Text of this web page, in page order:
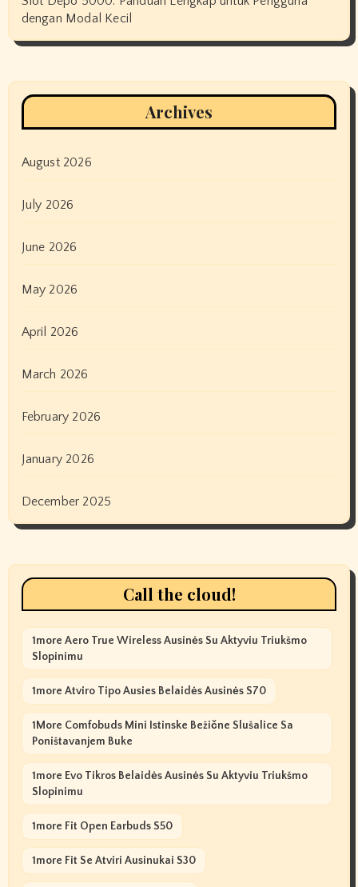
dengan Modal Kecil
Archives
August 2026
July 2026
June 2026
May 2026
April 2026
March 2026
February 2026
January 2026
December 2025
Call the cloud!
1more Aero True Wireless Ausinės Su Aktyviu Triukšmo
Slopinimu
1more Atviro Tipo Ausies Belaidės Ausinės S70
1More Comfobuds Mini Istinske Bežične Slušalice Sa
Poništavanjem Buke
1more Evo Tikros Belaidės Ausinės Su Aktyviu Triukšmo
Slopinimu
1more Fit Open Earbuds S50
1more Fit Se Atviri Ausinukai S30